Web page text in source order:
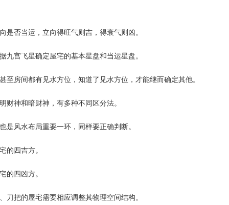
是否当运，立向得旺气则吉，得衰气则凶。
九宫飞星确定屋宅的基本星盘和当运星盘。
至房间都有见水方位，知道了见水方位，才能继而确定其他。
财神和暗财神，有多种不同区分法。
是风水布局重要一环，同样要正确判断。
的四吉方。
的四凶方。
刀把的屋宅需要相应调整其物理空间结构。